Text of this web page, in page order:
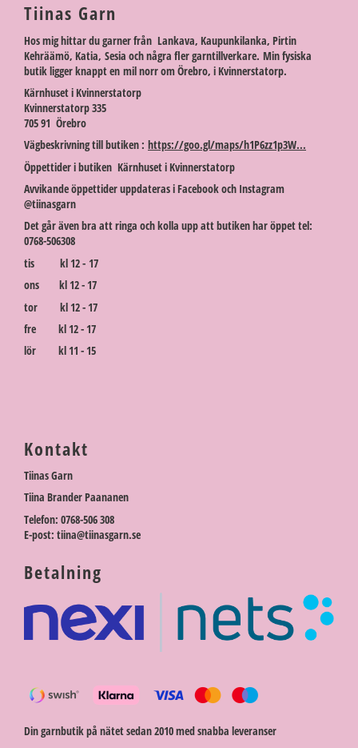
Tiinas Garn
Hos mig hittar du garner från Lankava, Kaupunkilanka, Pirtin
Kehräämö, Katia, Sesia och några fler garntillverkare. Min fysiska
butik ligger knappt en mil norr om Örebro, i Kvinnerstatorp.
Kärnhuset i Kvinnerstatorp
Kvinnerstatorp 335
705 91 Örebro
Vägbeskrivning till butiken : https://goo.gl/maps/h1P6zz1p3W...
Öppettider i butiken Kärnhuset i Kvinnerstatorp
Avvikande öppettider uppdateras i Facebook och Instagram
@tiinasgarn
Det går även bra att ringa och kolla upp att butiken har öppet tel:
0768-506308
tis kl 12 - 17
ons kl 12 - 17
tor kl 12 - 17
fre kl 12 - 17
lör kl 11 - 15
Kontakt
Tiinas Garn
Tiina Brander Paananen
Telefon: 0768-506 308
E-post: tiina@tiinasgarn.se
Betalning
Din garnbutik på nätet sedan 2010 med snabba leveranser